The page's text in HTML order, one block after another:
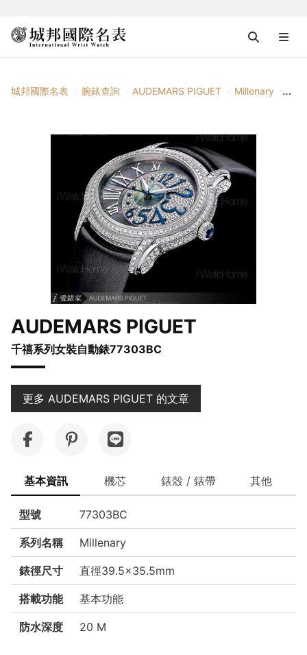
城邦國際名表 腕錶查詢 AUDEMARS PIGUET Millenary 千
AUDEMARS PIGUET
千禧系列女裝自動錶77303BC
更多 AUDEMARS PIGUET 的文章
基本資訊 機芯 錶殼 / 錶帶 其他
型號 77303BC
系列名稱 Millenary
錶徑尺寸 直徑39.5×35.5mm
搭載功能 基本功能
防水深度 20 M